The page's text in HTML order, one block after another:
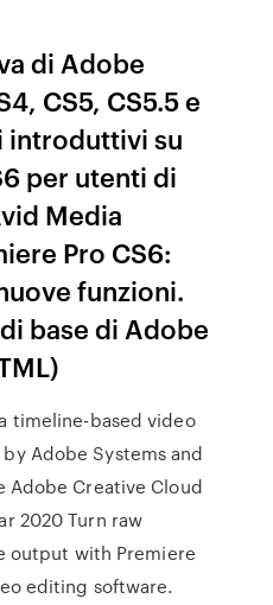
di Adobe
CS5, CS5.5 e
introduttivi su
per utenti di
Media
Pro CS6:
funzioni.
base di Adobe
timeline-based video
Adobe Systems and
Adobe Creative Cloud
2020 Turn raw
output with Premiere
editing software.